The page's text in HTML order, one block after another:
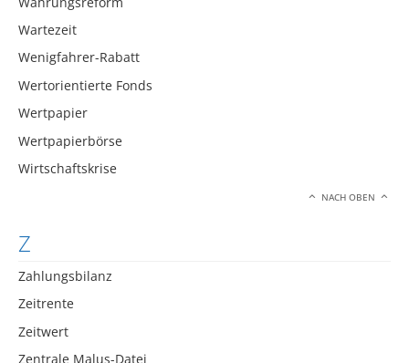
Wartezeit
Wenigfahrer-Rabatt
Wertorientierte Fonds
Wertpapier
Wertpapierbörse
Wirtschaftskrise
NACH OBEN
Z
Zahlungsbilanz
Zeitrente
Zeitwert
Zentrale Malus-Datei